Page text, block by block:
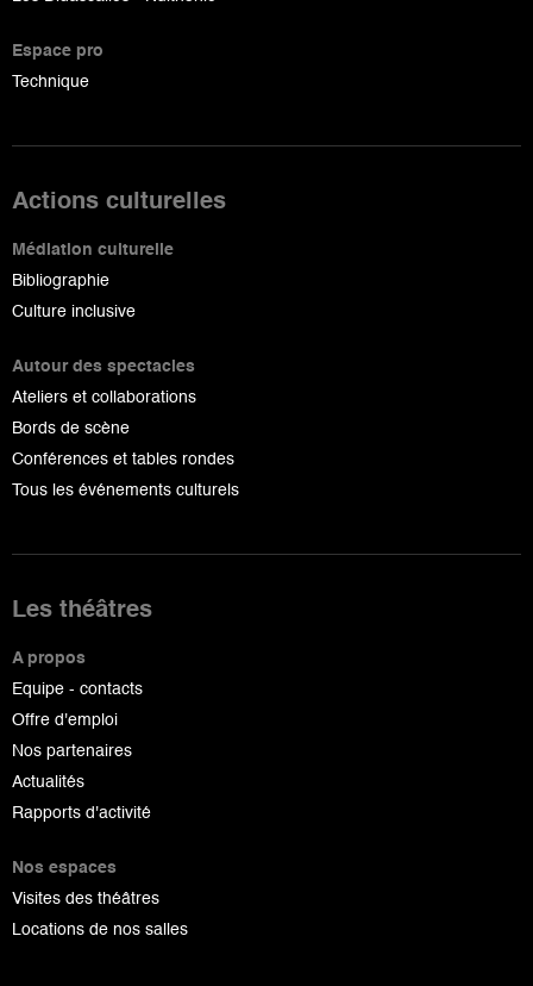
Espace pro
Technique
Actions culturelles
Médiation culturelle
Bibliographie
Culture inclusive
Autour des spectacles
Ateliers et collaborations
Bords de scène
Conférences et tables rondes
Tous les événements culturels
Les théâtres
A propos
Equipe - contacts
Offre d'emploi
Nos partenaires
Actualités
Rapports d'activité
Nos espaces
Visites des théâtres
Locations de nos salles